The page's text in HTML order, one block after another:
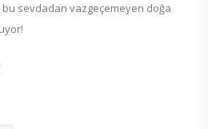
sevdadan vazgeçemeyen doğa